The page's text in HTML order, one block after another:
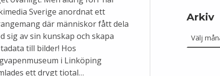
Sverige anordnat ett
där människor fått dela
sig av sin kunskap och skapa
till bilder! Hos
i Linköping
ett drygt tiotal…
Arkiv